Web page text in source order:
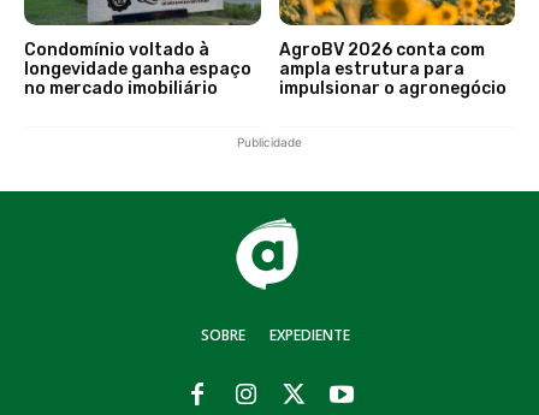
Condomínio voltado à
longevidade ganha espaço
no mercado imobiliário
AgroBV 2026 conta com
ampla estrutura para
impulsionar o agronegócio
Publicidade
SOBRE EXPEDIENTE